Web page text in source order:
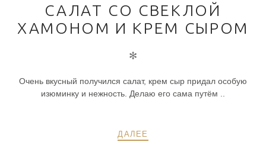
САЛАТ СО СВЕКЛОЙ
ХАМОНОМ И КРЕМ СЫРОМ
✻
Очень вкусный получился салат, крем сыр придал особую
изюминку и нежность. Делаю его сама путём ..
ДАЛЕЕ